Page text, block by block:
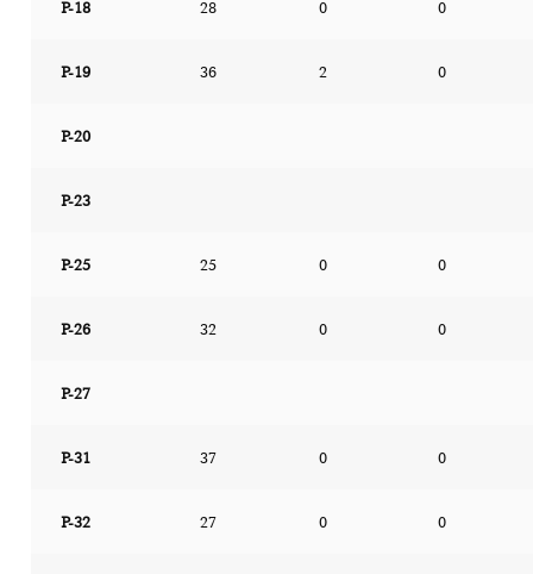
P-18 28 0 0
P-19 36 2 0
P-20
P-23
P-25 25 0 0
P-26 32 0 0
P-27
P-31 37 0 0
P-32 27 0 0